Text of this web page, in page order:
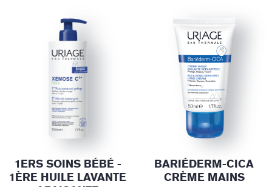
1ERS SOINS BÉBÉ -
1ÈRE HUILE LAVANTE
BARIÉDERM-CICA
CRÈME MAINS